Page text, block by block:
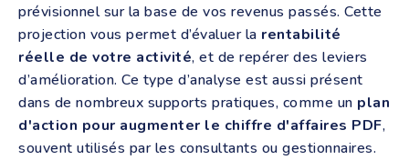
prévisionnel sur la base de vos revenus passés. Cette
projection vous permet d’évaluer la rentabilité
réelle de votre activité, et de repérer des leviers
d’amélioration. Ce type d’analyse est aussi présent
dans de nombreux supports pratiques, comme un plan
d'action pour augmenter le chiffre d'affaires PDF,
souvent utilisés par les consultants ou gestionnaires.